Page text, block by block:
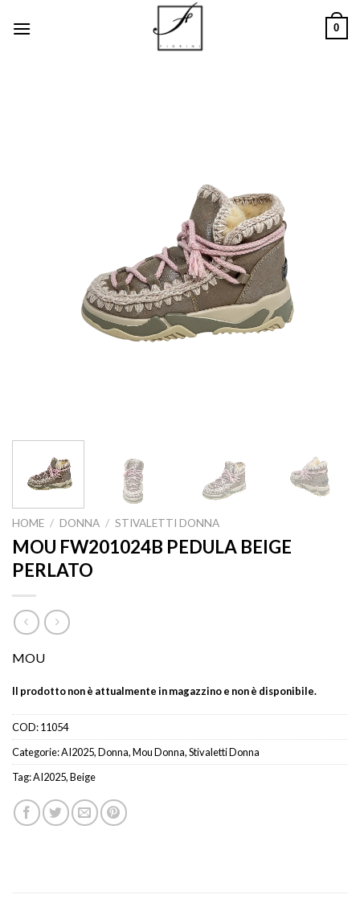
0
HOME / DONNA / STIVALETTI DONNA
MOU FW201024B PEDULA BEIGE
PERLATO
MOU
Il prodotto non è attualmente in magazzino e non è disponibile.
COD:11054
Categorie:AI2025,Donna,Mou Donna,Stivaletti Donna
Tag:AI2025,Beige